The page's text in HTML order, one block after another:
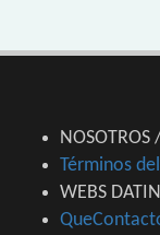
NOSOTROS
Términos
WEBS